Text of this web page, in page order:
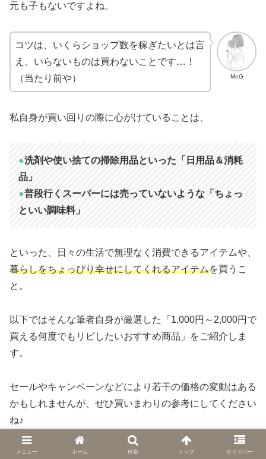
元も子もないですよね。
MeG
コツは、いくらショップ数を稼ぎたいとは言
え、いらないものは買わないことです…！
（当たり前や）
私自身が買い回りの際に心がけていることは、
●洗剤や使い捨ての掃除用品といった「日用品＆消耗
品」
●普段行くスーパーには売っていないような「ちょっ
といい調味料」
といった、日々の生活で無理なく消費できるアイテムや、
暮らしをちょっぴり幸せにしてくれるアイテムを買うこ
と。
以下ではそんな筆者自身が厳選した「1,000円～2,000円で
買える何度でもリピしたいおすすめ商品」をご紹介しま
す。
セールやキャンペーンなどにより若干の価格の変動はある
かもしれませんが、ぜひ買いまわりの参考にしてください
ね♪
メニュー ホーム 検索 トップ サイドバー